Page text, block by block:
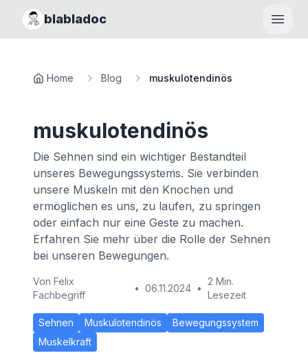
blabladoc
Home Blog muskulotendinös
muskulotendinös
Die Sehnen sind ein wichtiger Bestandteil
unseres Bewegungssystems. Sie verbinden
unsere Muskeln mit den Knochen und
ermöglichen es uns, zu laufen, zu springen
oder einfach nur eine Geste zu machen.
Erfahren Sie mehr über die Rolle der Sehnen
bei unseren Bewegungen.
Von Felix
Fachbegriff
• 06.11.2024 •
2 Min.
Lesezeit
Sehnen Muskulotendinös
Bewegungssystem
Muskelkraft